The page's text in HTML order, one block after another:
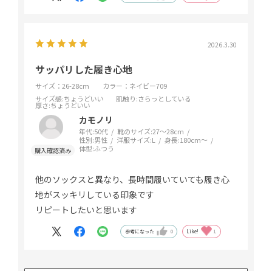
2026.3.30
サッパリした履き心地
サイズ：26-28cm
カラー：ネイビー709
サイズ感:ちょうどいい 肌触り:さらっとしている
厚さ:ちょうどいい
カモノリ
年代:50代 靴のサイズ:27～28cm
性別:男性 洋服サイズ:L 身長:180cm～
体型:ふつう
他のソックスと異なり、長時間履いていても履き心
地がスッキリしている印象です
リピートしたいと思います
参考になった 0 Like! 1